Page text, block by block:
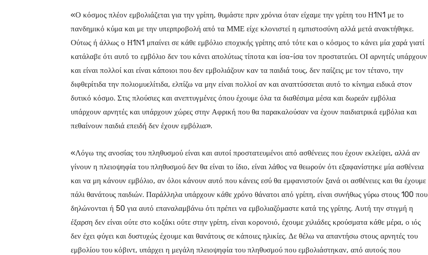
«Ο κόσμος πλέον εμβολιάζεται για την γρίπη, θυμάστε πριν χρόνια όταν είχαμε την γρίπη του Η1Ν1 με το
πανδημικό κύμα και με την υπερπροβολή από τα ΜΜΕ είχε κλονιστεί η εμπιστοσύνη αλλά μετά ανακτήθηκε.
Ούτως ή άλλως ο Η1Ν1 μπαίνει σε κάθε εμβόλιο εποχικής γρίπης από τότε και ο κόσμος το κάνει μία χαρά γιατί
κατάλαβε ότι αυτό το εμβόλιο δεν του κάνει απολύτως τίποτα και ίσα-ίσα τον προστατεύει. ΟΙ αρνητές υπάρχουν
και είναι πολλοί και είναι κάποιοι που δεν εμβολιάζουν καν τα παιδιά τους, δεν παίζεις με τον τέτανο, την
διφθερίτιδα την πολιομυελίτιδα, ελπίζω να μην είναι πολλοί αν και αναπτύσσεται αυτό το κίνημα ειδικά στον
δυτικό κόσμο. Στις πλούσιες και ανεπτυγμένες όπου έχουμε όλα τα διαθέσιμα μέσα και δωρεάν εμβόλια
υπάρχουν αρνητές και υπάρχουν χώρες στην Αφρική που θα παρακαλούσαν να έχουν παιδιατρικά εμβόλια και
πεθαίνουν παιδιά επειδή δεν έχουν εμβόλια».
«Λόγω της ανοσίας του πληθυσμού είναι και αυτοί προστατευμένοι από ασθένειες που έχουν εκλείψει, αλλά αν
γίνουν η πλειοψηφία του πληθυσμού δεν θα είναι το ίδιο, είναι λάθος να θεωρούν ότι εξαφανίστηκε μία ασθένεια
και να μη κάνουν εμβόλιο, αν όλοι κάνουν αυτό που κάνεις εσύ θα εμφανιστούν ξανά οι ασθένειες και θα έχουμε
πάλι θανάτους παιδιών. Παράλληλα υπάρχουν κάθε χρόνο θάνατοι από γρίπη, είναι συνήθως γύρω στους 100 που
δηλώνονται ή 50 για αυτό επαναλαμβάνω ότι πρέπει να εμβολιαζόμαστε κατά της γρίπης. Αυτή την στιγμή η
έξαρση δεν είναι ούτε στο κοξάκι ούτε στην γρίπη, είναι κορονοιό, έχουμε χιλιάδες κρούσματα κάθε μέρα, ο ιός
δεν έχει φύγει και δυστυχώς έχουμε και θανάτους σε κάποιες ηλικίες. Δε θέλω να απαντήσω στους αρνητές του
εμβολίου του κόβιντ, υπάρχει η μεγάλη πλειοψηφία του πληθυσμού που εμβολιάστηκαν, από αυτούς που